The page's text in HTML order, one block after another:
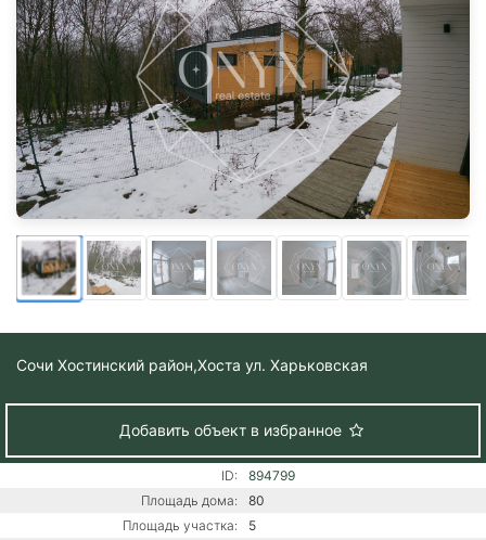
Сочи Хостинский район,Хоста ул. Харьковская
Добавить объект в избранное
ID:
894799
Площадь дома:
80
Площадь участка:
5